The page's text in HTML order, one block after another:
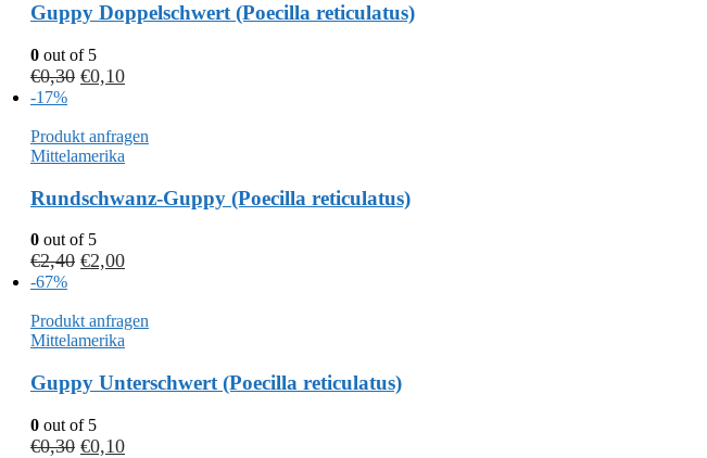
Guppy Doppelschwert (Poecilla reticulatus)
0 out of 5
€0,30 €0,10
-17%
Produkt anfragen
Mittelamerika
Rundschwanz-Guppy (Poecilla reticulatus)
0 out of 5
€2,40 €2,00
-67%
Produkt anfragen
Mittelamerika
Guppy Unterschwert (Poecilla reticulatus)
0 out of 5
€0,30 €0,10